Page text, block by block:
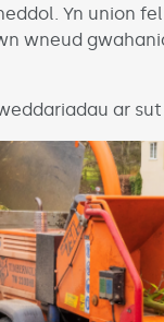
Yn union
wneud
ar